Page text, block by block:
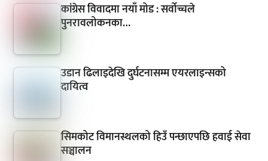
कांग्रेस विवादमा नयाँ मोड : सर्वोच्चले
पुनरावलोकनका…
उडान ढिलाइदेखि दुर्घटनासम्म एयरलाइन्सको
दायित्व
सिमकोट विमानस्थलको हिउँ पन्छाएपछि हवाई सेवा
सञ्चालन